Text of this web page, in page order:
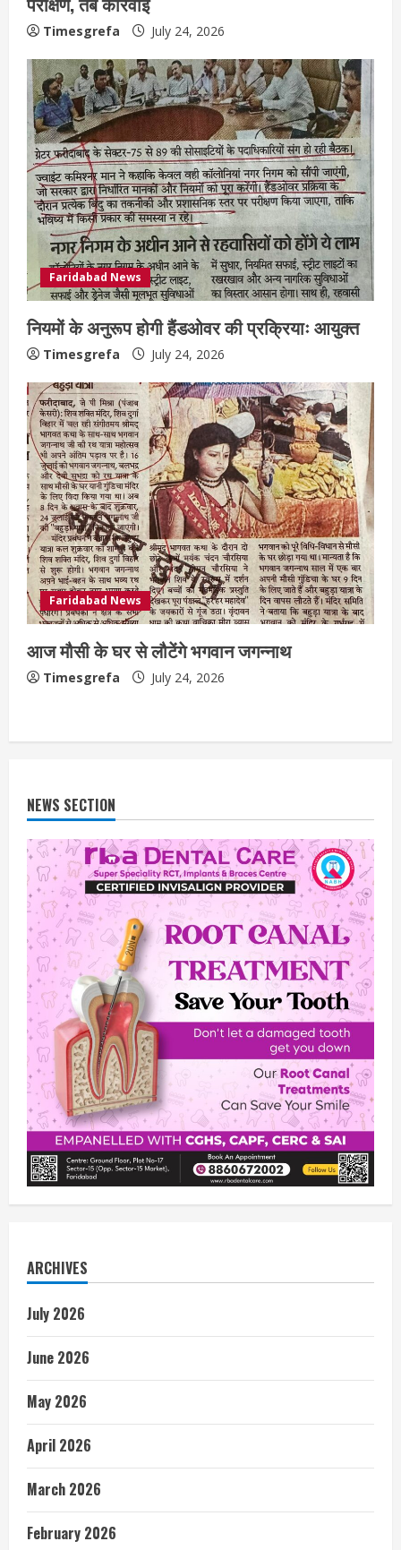
Timesgrefa July 24, 2026
Faridabad News
नियमों के अनुरूप होगी हैंडओवर की प्रक्रियाः आयुक्त
Timesgrefa July 24, 2026
Faridabad News
आज मौसी के घर से लौटेंगे भगवान जगन्नाथ
Timesgrefa July 24, 2026
NEWS SECTION
ARCHIVES
July 2026
June 2026
May 2026
April 2026
March 2026
February 2026